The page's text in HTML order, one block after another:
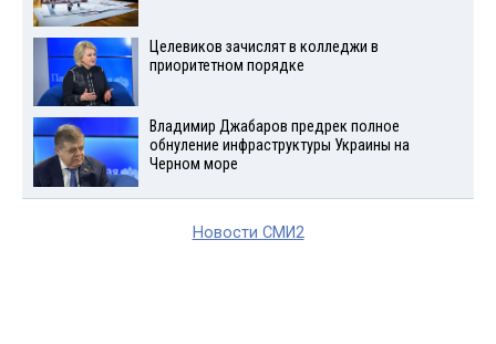
Целевиков зачислят в колледжи в
приоритетном порядке
Владимир Джабаров предрек полное
обнуление инфраструктуры Украины на
Черном море
Новости СМИ2